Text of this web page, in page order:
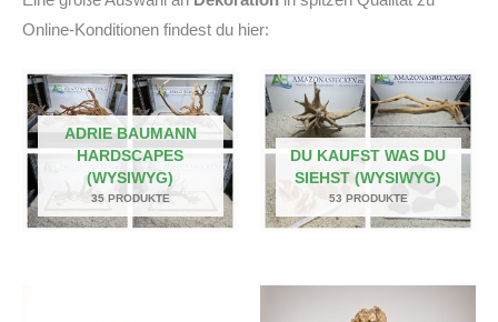
Online-Konditionen findest du hier:
ADRIE BAUMANN
HARDSCAPES
(WYSIWYG)
35 PRODUKTE
DU KAUFST WAS DU
SIEHST (WYSIWYG)
53 PRODUKTE